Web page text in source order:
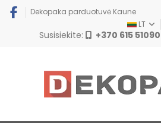
Dekopaka parduotuvė Kaune
LT
Susisiekite: +370 615 51090